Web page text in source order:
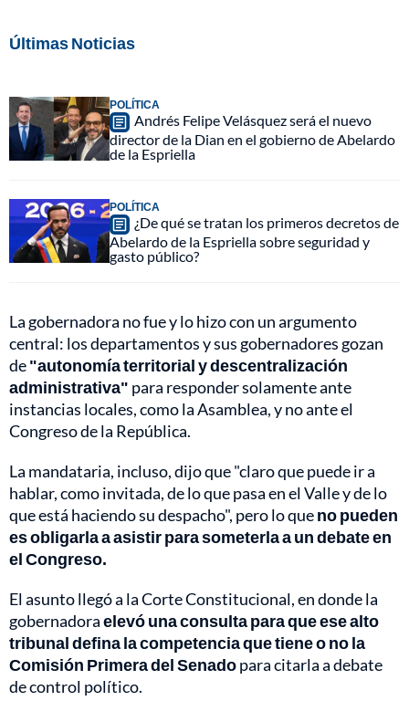
Últimas Noticias
POLÍTICA
Andrés Felipe Velásquez será el nuevo
director de la Dian en el gobierno de Abelardo
de la Espriella
POLÍTICA
¿De qué se tratan los primeros decretos de
Abelardo de la Espriella sobre seguridad y
gasto público?
La gobernadora no fue y lo hizo con un argumento
central: los departamentos y sus gobernadores gozan
de"autonomía territorial y descentralización
administrativa" para responder solamente ante
instancias locales, como la Asamblea, y no ante el
Congreso de la República.
La mandataria, incluso, dijo que "claro que puede ir a
hablar, como invitada, de lo que pasa en el Valle y de lo
que está haciendo su despacho", pero lo queno pueden
es obligarla a asistir para someterla a un debate en
el Congreso.
El asunto llegó a la Corte Constitucional, en donde la
gobernadoraelevó una consulta para que ese alto
tribunal defina la competencia que tiene o no la
Comisión Primera del Senadopara citarla a debate
de control político.